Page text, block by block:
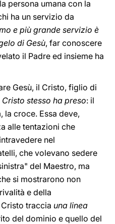
persona umana con la
ha un servizio da
e più grande servizio è
di Gesù, far conoscere
il Padre ed insieme ha
Gesù, il Cristo, figlio di
stesso ha preso: il
la croce. Essa deve,
alle tentazioni che
nel
che volevano sedere
del Maestro, ma
si mostrarono non
e della
traccia una linea
del dominio e quello del